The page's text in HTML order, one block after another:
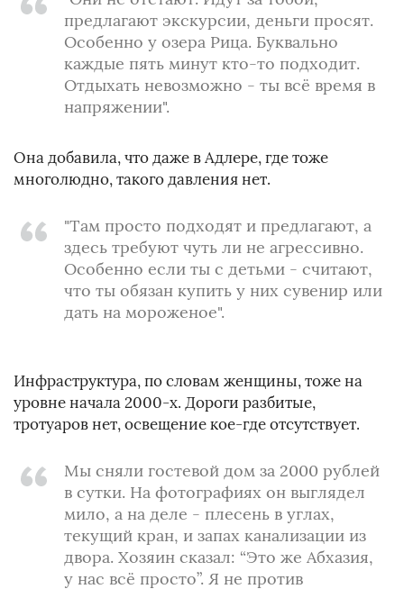
предлагают экскурсии, деньги просят.
Особенно у озера Рица. Буквально
каждые пять минут кто-то подходит.
Отдыхать невозможно - ты всё время в
напряжении".
Она добавила, что даже в Адлере, где тоже
многолюдно, такого давления нет.
"Там просто подходят и предлагают, а
здесь требуют чуть ли не агрессивно.
Особенно если ты с детьми - считают,
что ты обязан купить у них сувенир или
дать на мороженое".
Инфраструктура, по словам женщины, тоже на
уровне начала 2000-х. Дороги разбитые,
тротуаров нет, освещение кое-где отсутствует.
Мы сняли гостевой дом за 2000 рублей
в сутки. На фотографиях он выглядел
мило, а на деле - плесень в углах,
текущий кран, и запах канализации из
двора. Хозяин сказал: “Это же Абхазия,
у нас всё просто”. Я не против